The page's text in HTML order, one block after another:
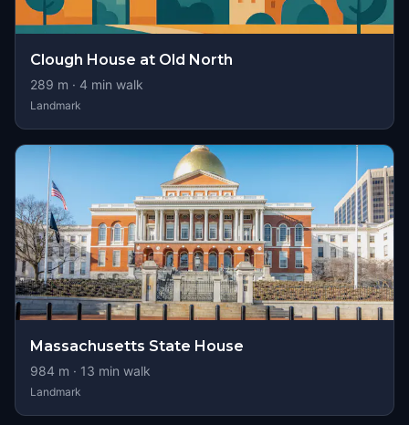
Clough House at Old North
289 m · 4 min walk
Landmark
Massachusetts State House
984 m · 13 min walk
Landmark